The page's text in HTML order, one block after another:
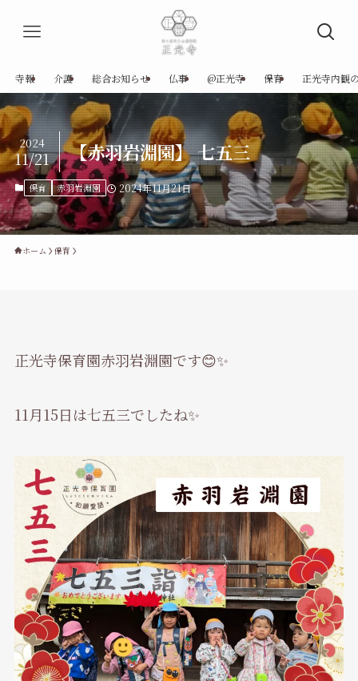
寺報 介護 総合お知らせ 仏事 @正光寺 保育 正光寺内観
【赤羽岩淵園】 七五三
2024
11/21
保育 赤羽岩淵園 2024年11月21日
ホーム 保育
正光寺保育園赤羽岩淵園です😊✨
11月15日は七五三でしたね✨